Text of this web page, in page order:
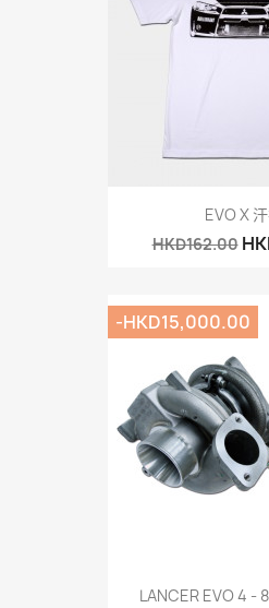
EVO X
HKD162.00
LANCER EVO 4 -
-HKD15,000.00